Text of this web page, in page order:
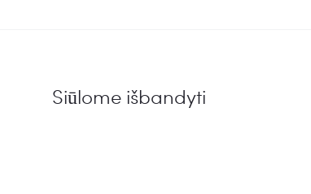
Siūlome išbandyti